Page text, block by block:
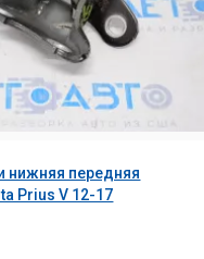
нижняя передняя
Prius V 12-17